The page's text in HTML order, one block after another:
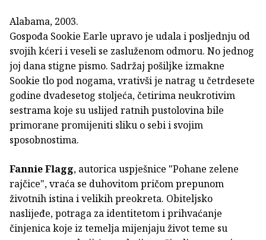
Alabama, 2003.
Gospođa Sookie Earle upravo je udala i posljednju od
svojih kćeri i veseli se zasluženom odmoru. No jednog
joj dana stigne pismo. Sadržaj pošiljke izmakne
Sookie tlo pod nogama, vrativši je natrag u četrdesete
godine dvadesetog stoljeća, četirima neukrotivim
sestrama koje su uslijed ratnih pustolovina bile
primorane promijeniti sliku o sebi i svojim
sposobnostima.
Fannie Flagg, autorica uspješnice "Pohane zelene
rajčice", vraća se duhovitom pričom prepunom
životnih istina i velikih preokreta. Obiteljsko
naslijeđe, potraga za identitetom i prihvaćanje
činjenica koje iz temelja mijenjaju život teme su